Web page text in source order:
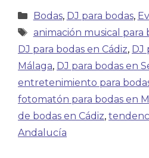
Bodas, DJ para bodas,
animación musical para
DJ para bodas en Cádiz, DJ
Málaga, DJ para bodas en
entretenimiento para
fotomatón para bodas en
de bodas en Cádiz,
Andalucía